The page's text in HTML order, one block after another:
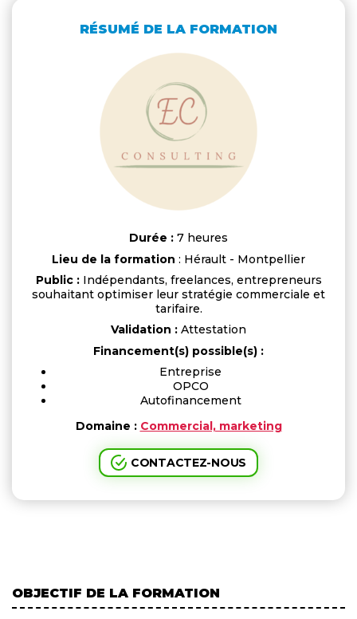
RÉSUMÉ DE LA FORMATION
Durée : 7 heures
Lieu de la formation : Hérault - Montpellier
Public :Indépendants, freelances, entrepreneurs
souhaitant optimiser leur stratégie commerciale et
tarifaire.
Validation : Attestation
Financement(s) possible(s) :
Entreprise
OPCO
Autofinancement
Domaine : Commercial, marketing
CONTACTEZ-NOUS
OBJECTIF DE LA FORMATION